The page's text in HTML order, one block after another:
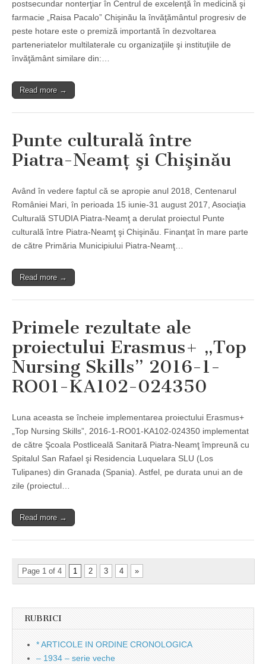
postsecundar nonterţiar în Centrul de excelenţă în medicină şi
farmacie „Raisa Pacalo” Chişinău la învăţământul progresiv de
peste hotare este o premiză importantă în dezvoltarea
parteneriatelor multilaterale cu organizaţiile şi instituţiile de
învăţământ similare din:…
Read more →
Punte culturală între
Piatra-Neamţ şi Chişinău
Având în vedere faptul că se apropie anul 2018, Centenarul
României Mari, în perioada 15 iunie-31 august 2017, Asociaţia
Culturală STUDIA Piatra-Neamţ a derulat proiectul Punte
culturală între Piatra-Neamţ şi Chişinău. Finanţat în mare parte
de către Primăria Municipiului Piatra-Neamţ…
Read more →
Primele rezultate ale
proiectului Erasmus+ „Top
Nursing Skills” 2016-1-
RO01-KA102-024350
Luna aceasta se încheie implementarea proiectului Erasmus+
„Top Nursing Skills”, 2016-1-RO01-KA102-024350 implementat
de către Şcoala Postliceală Sanitară Piatra-Neamţ împreună cu
Spitalul San Rafael şi Residencia Luquelara SLU (Los
Tulipanes) din Granada (Spania). Astfel, pe durata unui an de
zile (proiectul…
Read more →
Page 1 of 4 1 2 3 4 »
RUBRICI
* ARTICOLE IN ORDINE CRONOLOGICA
– 1934 – serie veche